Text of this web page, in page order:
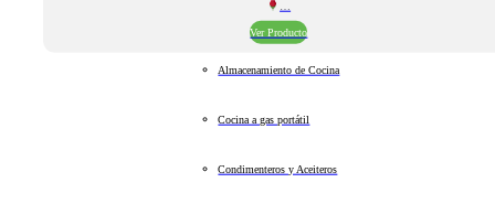
Ver Producto
Almacenamiento de Cocina
Cocina a gas portátil
Condimenteros y Aceiteros